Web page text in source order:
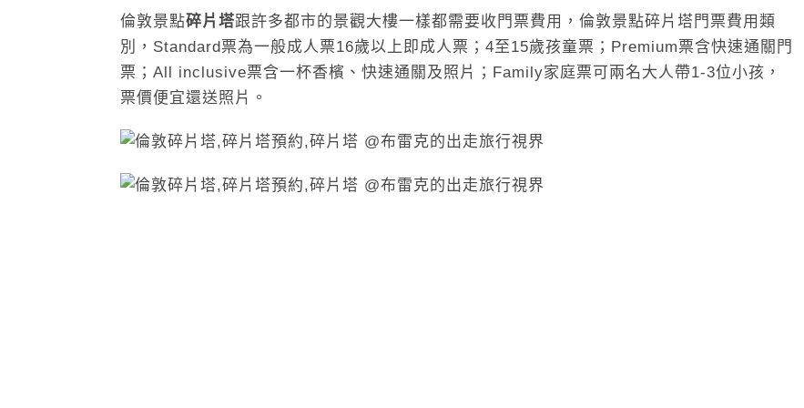
倫敦景點碎片塔跟許多都市的景觀大樓一樣都需要收門票費用，倫敦景點碎片塔門票費用類
別，Standard票為一般成人票16歲以上即成人票；4至15歲孩童票；Premium票含快速通關門
票；All inclusive票含一杯香檳、快速通關及照片；Family家庭票可兩名大人帶1-3位小孩，
票價便宜還送照片。